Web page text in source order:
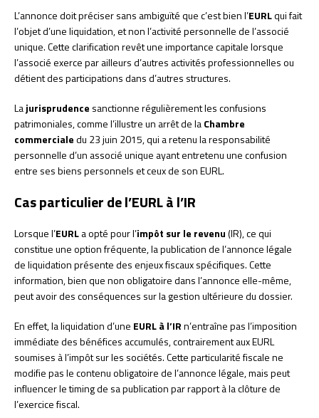
L’annonce doit préciser sans ambiguïté que c’est bien l’EURLqui fait
l’objet d’une liquidation, et non l’activité personnelle de l’associé
unique. Cette clarification revêt une importance capitale lorsque
l’associé exerce par ailleurs d’autres activités professionnelles ou
détient des participations dans d’autres structures.
Lajurisprudence sanctionne régulièrement les confusions
patrimoniales, comme l’illustre un arrêt de laChambre
commercialedu 23 juin 2015, qui a retenu la responsabilité
personnelle d’un associé unique ayant entretenu une confusion
entre ses biens personnels et ceux de son EURL.
Cas particulier de l’EURL à l’IR
Lorsque l’EURLa opté pour l’impôt sur le revenu(IR), ce qui
constitue une option fréquente, la publication de l’annonce légale
de liquidation présente des enjeux fiscaux spécifiques. Cette
information, bien que non obligatoire dans l’annonce elle-même,
peut avoir des conséquences sur la gestion ultérieure du dossier.
En effet, la liquidation d’une EURL à l’IRn’entraîne pas l’imposition
immédiate des bénéfices accumulés, contrairement aux EURL
soumises à l’impôt sur les sociétés. Cette particularité fiscale ne
modifie pas le contenu obligatoire de l’annonce légale, mais peut
influencer le timing de sa publication par rapport à la clôture de
l’exercice fiscal.